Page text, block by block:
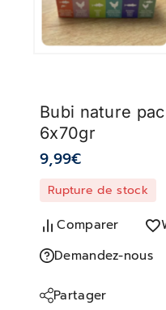
Bubi nature
6x70gr
9,99€
Rupture de stock
Comparer
Demandez-nous
Partager